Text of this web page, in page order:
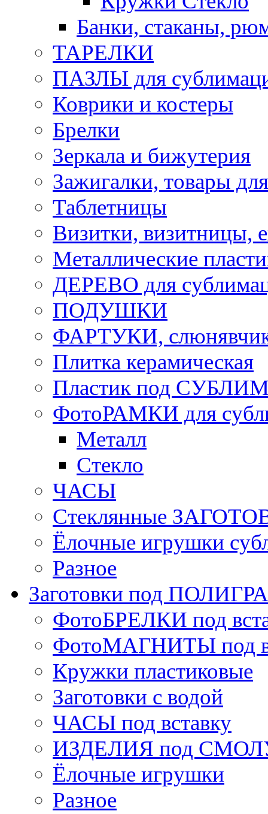
Банки, стаканы,
ТАРЕЛКИ
ПАЗЛЫ для
Коврики и костеры
Брелки
Зеркала и бижутерия
Зажигалки, товары
Таблетницы
Визитки, визитницы,
Металлические
ДЕРЕВО для
ПОДУШКИ
ФАРТУКИ,
Плитка керамическая
Пластик под
ФотоРАМКИ для
Металл
Стекло
ЧАСЫ
Стеклянные
Ёлочные игрушки
Разное
Заготовки под
ФотоБРЕЛКИ под
ФотоМАГНИТЫ под
Кружки пластиковые
Заготовки с водой
ЧАСЫ под вставку
ИЗДЕЛИЯ под
Ёлочные игрушки
Разное